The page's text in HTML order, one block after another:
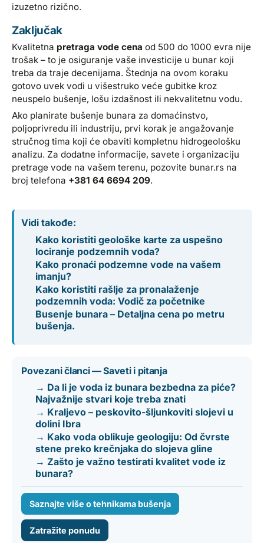
izuzetno rizično.
Zaključak
Kvalitetna pretraga vode cena od 500 do 1000 evra nije
trošak – to je osiguranje vaše investicije u bunar koji
treba da traje decenijama. Štednja na ovom koraku
gotovo uvek vodi u višestruko veće gubitke kroz
neuspelo bušenje, lošu izdašnost ili nekvalitetnu vodu.
Ako planirate bušenje bunara za domaćinstvo,
poljoprivredu ili industriju, prvi korak je angažovanje
stručnog tima koji će obaviti kompletnu hidrogeološku
analizu. Za dodatne informacije, savete i organizaciju
pretrage vode na vašem terenu, pozovite bunar.rs na
broj telefona +381 64 6694 209.
Vidi takođe:
Kako koristiti geološke karte za uspešno
lociranje podzemnih voda?
Kako pronaći podzemne vode na vašem
imanju?
Kako koristiti rašlje za pronalaženje
podzemnih voda: Vodič za početnike
Busenje bunara – Detaljna cena po metru
bušenja.
Povezani članci — Saveti i pitanja
→ Da li je voda iz bunara bezbedna za piće?
Najvažnije stvari koje treba znati
→ Kraljevo – peskovito-šljunkoviti slojevi u
dolini Ibra
→ Kako voda oblikuje geologiju: Od čvrste
stene preko krečnjaka do slojeva gline
→ Zašto je važno testirati kvalitet vode iz
bunara?
Saznajte više o tehnikama bušenja
Zatražite ponudu